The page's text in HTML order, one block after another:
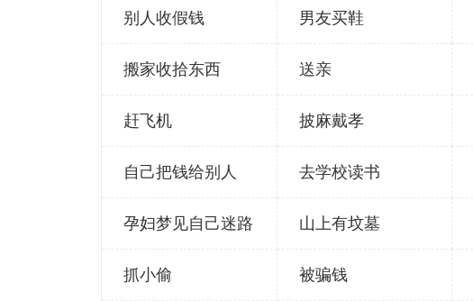
别人收假钱 男友买鞋
搬家收拾东西 送亲
赶飞机 披麻戴孝
自己把钱给别人 去学校读书
孕妇梦见自己迷路 山上有坟墓
抓小偷 被骗钱